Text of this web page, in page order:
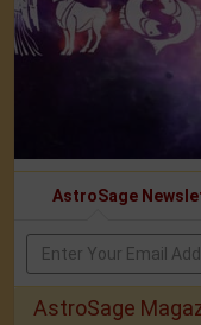
AstroSage
AstroSage